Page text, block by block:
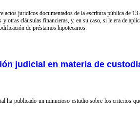
actos jurídicos documentados de la escritura pública de
otras cláusulas financieras, y, en su caso, si le era de
de préstamos hipotecarios.
judicial en materia de
ha publicado un minucioso estudio sobre los criterios